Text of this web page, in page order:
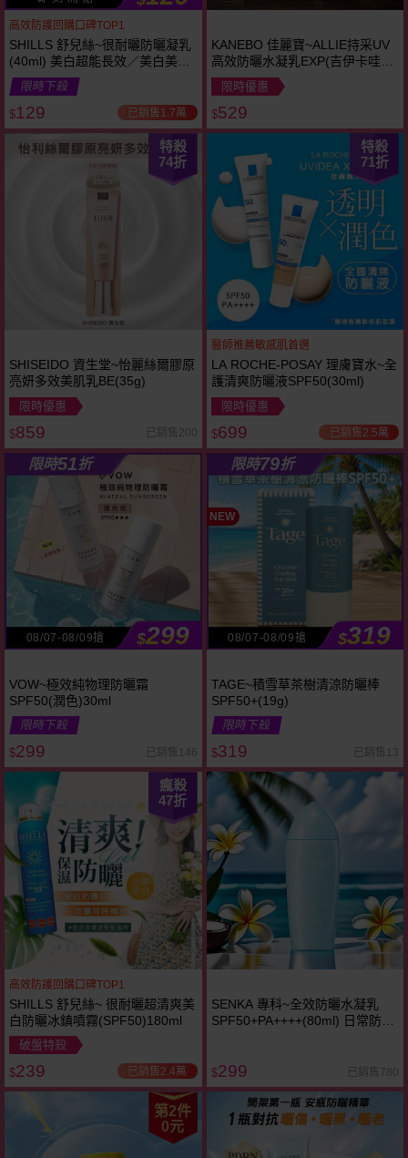
高效防護回購口碑TOP1
SHILLS 舒兒絲~很耐曬防曬凝乳
(40ml) 美白超能長效／美白美肌
柔護／清透水潤 款式可選
限時下殺
$129 已銷售1.7萬
KANEBO 佳麗寶~ALLIE持采UV
高效防曬水凝乳EXP(吉伊卡哇限
定包裝)SPF50+ PA++++(90g)
限時優惠
$529
特殺
74折
SHISEIDO 資生堂~怡麗絲爾膠原
亮妍多效美肌乳BE(35g)
限時優惠
$859 已銷售200
特殺
71折
醫師推薦敏感肌首選
LA ROCHE-POSAY 理膚寶水~全
護清爽防曬液SPF50(30ml)
限時優惠
$699 已銷售2.5萬
限時51折
08/07-08/09搶 $299
VOW~極效純物理防曬霜
SPF50(潤色)30ml
限時下殺
$299 已銷售146
NEW
限時79折
08/07-08/09搶 $319
TAGE~積雪草茶樹清涼防曬棒
SPF50+(19g)
限時下殺
$319 已銷售13
瘋殺
47折
高效防護回購口碑TOP1
SHILLS 舒兒絲~ 很耐曬超清爽美
白防曬冰鎮噴霧(SPF50)180ml
破盤特殺
$239 已銷售2.4萬
SENKA 專科~全效防曬水凝乳
SPF50+PA++++(80ml) 日常防曬
$299 已銷售780
第2件
0元